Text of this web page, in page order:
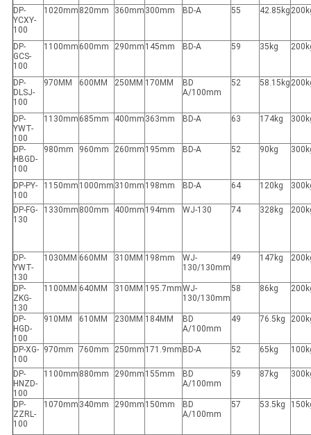
DP-
YCXY-
100
1020mm 820mm 360mm 300mm BD-A 55 42.85kg
DP-
GCS-
100
1100mm 600mm 290mm 145mm BD-A 59 35kg
DP-
DLSJ-
100
970MM 600MM 250MM 170MM
BD
A/100mm
52 58.15kg
DP-
YWT-
100
1130mm 685mm 400mm 363mm BD-A 63 174kg
DP-
HBGD-
100
980mm 960mm 260mm 195mm BD-A 52 90kg
DP-PY-
100
1150mm 1000mm 310mm 198mm BD-A 64 120kg
DP-FG-
130
1330mm 800mm 400mm 194mm WJ-130 74 328kg
DP-
YWT-
130
1030MM 660MM 310MM 198mm
WJ-
130/130mm
49 147kg
DP-
ZKG-
130
1100MM 640MM 310MM 195.7mmWJ-
130/130mm
58 86kg
DP-
HGD-
100
910MM 610MM 230MM 184MM
BD
A/100mm
49 76.5kg
DP-XG-
100
970mm 760mm 250mm 171.9mm BD-A 52 65kg
DP-
HNZD-
100
1100mm 880mm 290mm 155mm
BD
A/100mm
59 87kg
DP-
ZZRL-
100
1070mm 340mm 290mm 150mm
BD
A/100mm
57 53.5kg